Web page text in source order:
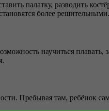
палатку, разводить
более решительными.
научиться
Пребывая там, ребёнок